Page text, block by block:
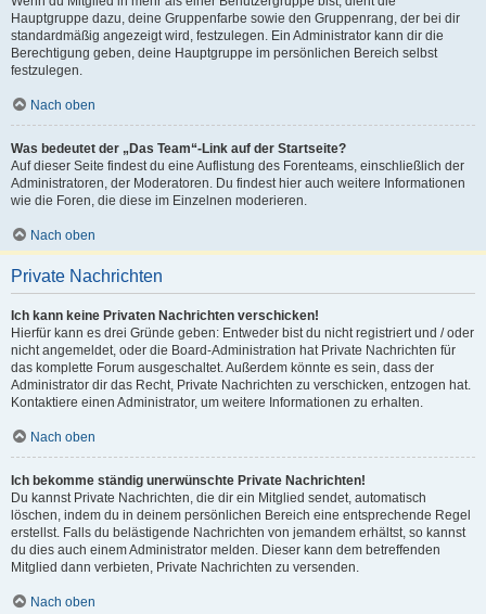
Hauptgruppe dazu, deine Gruppenfarbe sowie den Gruppenrang, der bei dir
standardmäßig angezeigt wird, festzulegen. Ein Administrator kann dir die
Berechtigung geben, deine Hauptgruppe im persönlichen Bereich selbst
festzulegen.
Nach oben
Was bedeutet der „Das Team“-Link auf der Startseite?
Auf dieser Seite findest du eine Auflistung des Forenteams, einschließlich der
Administratoren, der Moderatoren. Du findest hier auch weitere Informationen
wie die Foren, die diese im Einzelnen moderieren.
Nach oben
Private Nachrichten
Ich kann keine Privaten Nachrichten verschicken!
Hierfür kann es drei Gründe geben: Entweder bist du nicht registriert und / oder
nicht angemeldet, oder die Board-Administration hat Private Nachrichten für
das komplette Forum ausgeschaltet. Außerdem könnte es sein, dass der
Administrator dir das Recht, Private Nachrichten zu verschicken, entzogen hat.
Kontaktiere einen Administrator, um weitere Informationen zu erhalten.
Nach oben
Ich bekomme ständig unerwünschte Private Nachrichten!
Du kannst Private Nachrichten, die dir ein Mitglied sendet, automatisch
löschen, indem du in deinem persönlichen Bereich eine entsprechende Regel
erstellst. Falls du belästigende Nachrichten von jemandem erhältst, so kannst
du dies auch einem Administrator melden. Dieser kann dem betreffenden
Mitglied dann verbieten, Private Nachrichten zu versenden.
Nach oben